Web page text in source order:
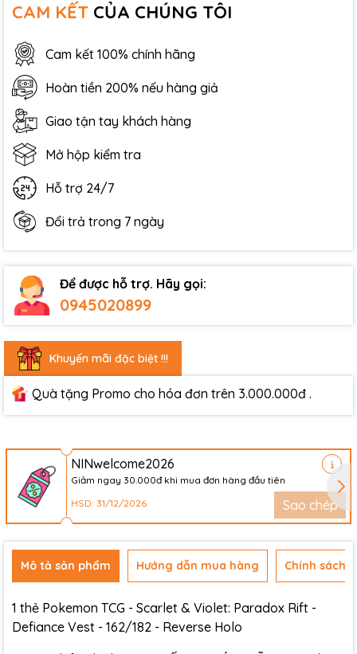
CAM KẾT CỦA CHÚNG TÔI
Cam kết 100% chính hãng
Hoàn tiền 200% nếu hàng giả
Giao tận tay khách hàng
Mở hộp kiểm tra
Hỗ trợ 24/7
Đổi trả trong 7 ngày
Để được hỗ trợ. Hãy gọi:
0945020899
Khuyến mãi đặc biệt !!!
Quà tặng Promo cho hóa đơn trên 3.000.000đ .
NINwelcome2026
Giảm ngay 30.000đ khi mua đơn hàng đầu tiên
HSD: 31/12/2026
Sao chép
Mô tả sản phẩm Hướng dẫn mua hàng Chính sách
1 thẻ Pokemon TCG - Scarlet & Violet: Paradox Rift -
Defiance Vest - 162/182 - Reverse Holo